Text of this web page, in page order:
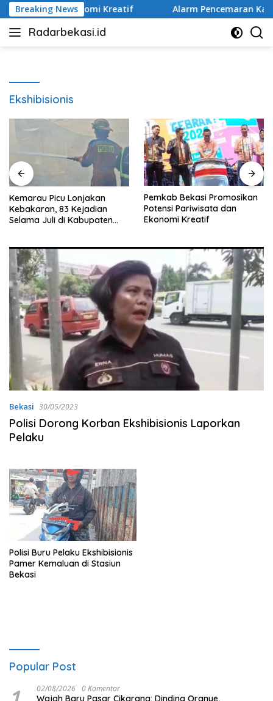
Langsung
ke
konten
Breaking News
dan Ekonomi Kreatif Alarm Pencemaran Kali
Radarbekasi.id
Berita
Ekshibisionis
Kemarau Picu Lonjakan
Kebakaran, 83 Kejadian
Selama Juli di Kabupaten
Pemkab Bekasi Promosikan
Potensi Pariwisata dan
Ekonomi Kreatif
Bekasi 30/05/2023
Polisi Dorong Korban Ekshibisionis Laporkan
Pelaku
Polisi Buru Pelaku Ekshibisionis
Pamer Kemaluan di Stasiun
Bekasi
Popular Post
02/08/2026 0 Komentar
Wajah Baru Pasar Cikarang: Dinding Oranye,